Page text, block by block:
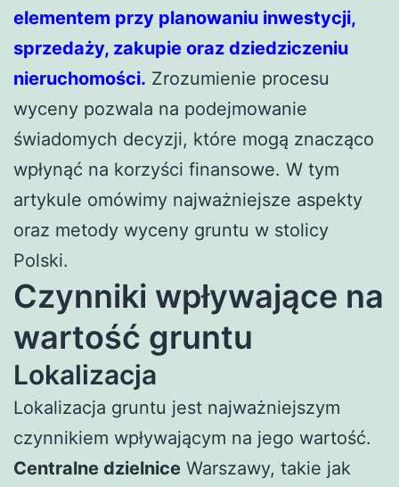
elementem przy planowaniu inwestycji,
sprzedaży, zakupie oraz dziedziczeniu
nieruchomości. Zrozumienie procesu
wyceny pozwala na podejmowanie
świadomych decyzji, które mogą znacząco
wpłynąć na korzyści finansowe. W tym
artykule omówimy najważniejsze aspekty
oraz metody wyceny gruntu w stolicy
Polski.
Czynniki wpływające na
wartość gruntu
Lokalizacja
Lokalizacja gruntu jest najważniejszym
czynnikiem wpływającym na jego wartość.
Centralne dzielnice Warszawy, takie jak